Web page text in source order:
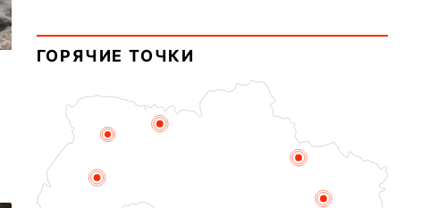
Дави́да (1015). Прп....
ГОРЯЧИЕ ТОЧКИ